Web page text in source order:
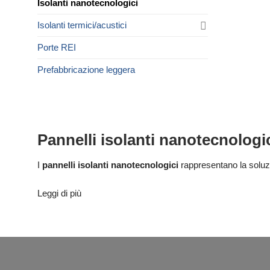
Isolanti nanotecnologici
Isolanti termici/acustici
Porte REI
Prefabbricazione leggera
Pannelli isolanti
I pannelli isolanti nanotecnologici rappresentano la
Utilizziamo soluzioni e materiali come Aeropan, cioè
Leggi di più